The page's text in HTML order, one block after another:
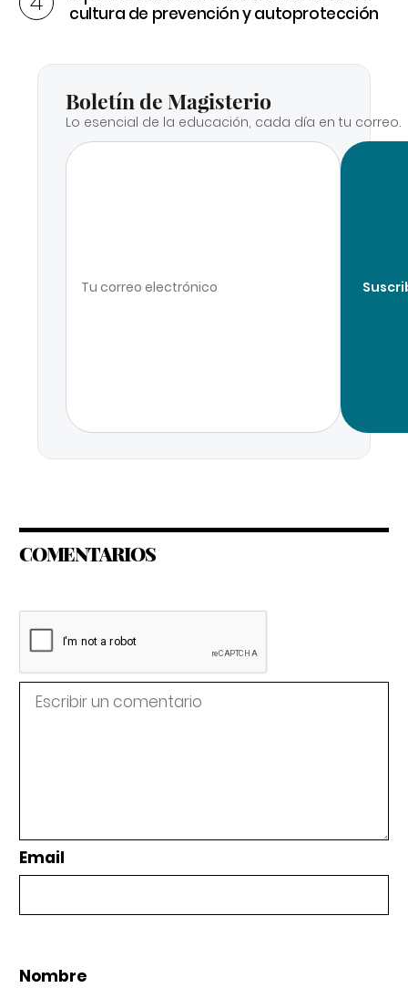
cultura de prevención y autoprotección
Boletín de Magisterio
Lo esencial de la educación, cada día en tu correo.
COMENTARIOS
Email
Nombre